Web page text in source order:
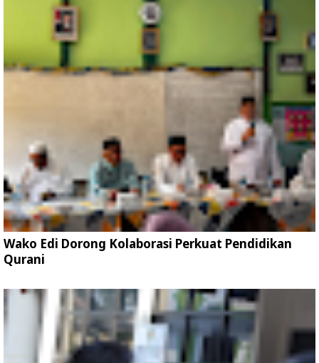
Wako Edi Dorong Kolaborasi Perkuat Pendidikan
Qurani